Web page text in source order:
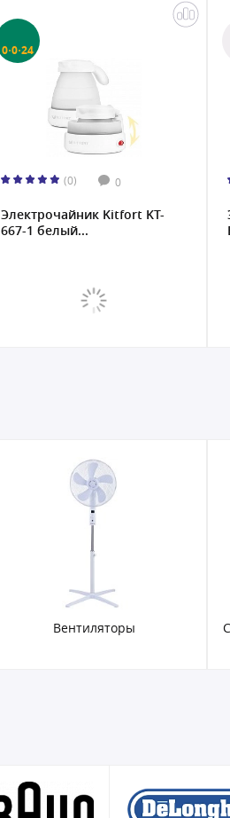
0·0·24
(0) 0
Электрочайник Kitfort KT-
667-1 белый...
Вентиляторы